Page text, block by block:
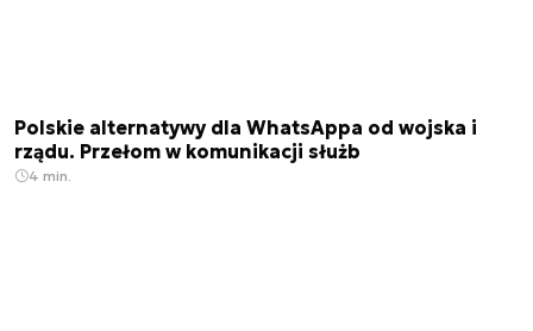
Polskie alternatywy dla WhatsAppa od wojska i
rządu. Przełom w komunikacji służb
4 min.